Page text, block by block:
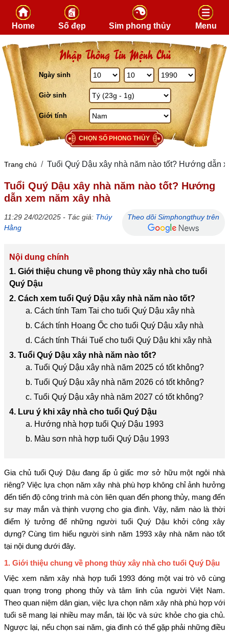
Skip to content
Home Số đẹp Sim phong thủy Menu
Nhập Thông Tin Mệnh Chủ
Ngày sinh
Giờ sinh
Giới tính
CHỌN SỐ PHONG THỦY
Trang chủ Tuổi Quý Dậu xây nhà năm nào tốt? Hướng dẫn
Tuổi Quý Dậu xây nhà năm nào tốt? Hướng
dẫn xem năm xây nhà
11:29 24/02/2025 - Tác giả: Thúy
Hằng
Theo dõi Simphongthuy trên
Nội dung chính
1. Giới thiệu chung về phong thủy xây nhà cho tuổi
Quý Dậu
2. Cách xem tuổi Quý Dậu xây nhà năm nào tốt?
a. Cách tính Tam Tai cho tuổi Quý Dậu xây nhà
b. Cách tính Hoang Ốc cho tuổi Quý Dậu xây nhà
d. Cách tính Thái Tuế cho tuổi Quý Dậu khi xây nhà
3. Tuổi Quý Dậu xây nhà năm nào tốt?
a. Tuổi Quý Dậu xây nhà năm 2025 có tốt không?
b. Tuổi Quý Dậu xây nhà năm 2026 có tốt không?
c. Tuổi Quý Dậu xây nhà năm 2027 có tốt không?
4. Lưu ý khi xây nhà cho tuổi Quý Dậu
a. Hướng nhà hợp tuổi Quý Dậu 1993
b. Màu sơn nhà hợp tuổi Quý Dậu 1993
Gia chủ tuổi Quý Dậu đang ấp ủ giấc mơ sở hữu một ngôi nhà
riêng? Việc lựa chọn năm xây nhà phù hợp không chỉ ảnh hưởng
đến tiến độ công trình mà còn liên quan đến phong thủy, mang đến
sự may mắn và thịnh vượng cho gia đình. Vậy, năm nào là thời
điểm lý tưởng để những người tuổi Quý Dậu khởi công xây
dựng? Cùng tìm hiểu người sinh năm 1993 xây nhà năm nào tốt
tại nội dung dưới đây.
1. Giới thiệu chung về phong thủy xây nhà cho tuổi Quý Dậu
Việc xem năm xây nhà hợp tuổi 1993 đóng một vai trò vô cùng
quan trọng trong phong thủy và tâm linh của người Việt Nam.
Theo quan niệm dân gian, việc lựa chọn năm xây nhà phù hợp với
tuổi sẽ mang lại nhiều may mắn, tài lộc và sức khỏe cho gia chủ.
Ngược lại, nếu chọn sai năm, gia đình có thể gặp phải những điều